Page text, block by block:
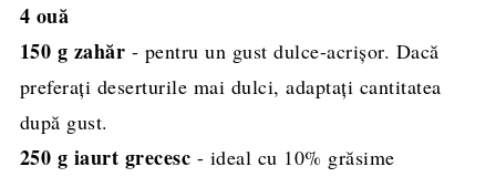
4 ouă
150 g zahăr - pentru un gust dulce-acrișor. Dacă
preferați deserturile mai dulci, adaptați cantitatea
după gust.
250 g iaurt grecesc - ideal cu 10% grăsime